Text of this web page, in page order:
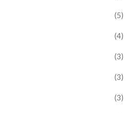
(5)
(4)
(3)
(3)
(3)